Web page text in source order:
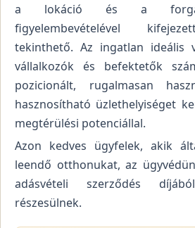
a lokáció és a
figyelembevételével
tekinthető. Az ingatlan ideális
vállalkozók és befektetők
pozicionált, rugalmasan
hasznosítható üzlethelyiséget
megtérülési potenciállal.
Azon kedves ügyfelek, akik
leendő otthonukat, az
adásvételi szerződés
részesülnek.